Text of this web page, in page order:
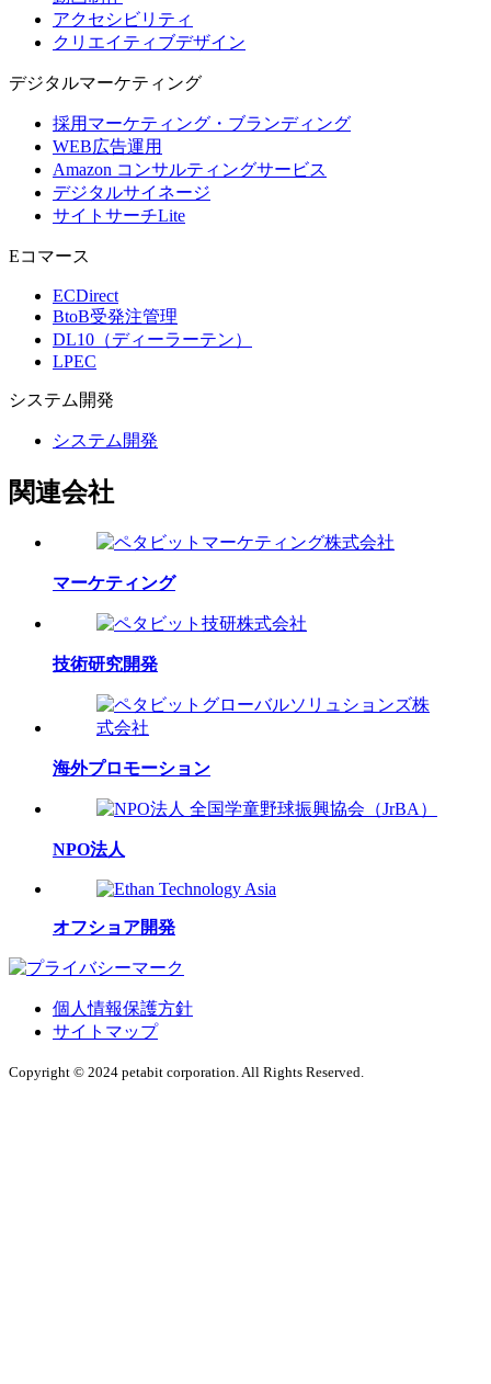
アクセシビリティ
クリエイティブデザイン
デジタルマーケティング
採用マーケティング・ブランディング
WEB広告運用
Amazon コンサルティングサービス
デジタルサイネージ
サイトサーチLite
Eコマース
ECDirect
BtoB受発注管理
DL10（ディーラーテン）
LPEC
システム 開発
システム開発
関連会社
マーケティング
技術研究開発
海外プロモーション
NPO法人
オフショア開発
個人情報保護方針
サイトマップ
Copyright © 2024 petabit corporation. All Rights Reserved.